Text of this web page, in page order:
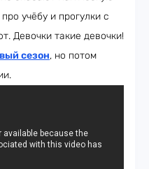
учёбу и прогулки с
Девочки такие девочки!
сезон, но потом